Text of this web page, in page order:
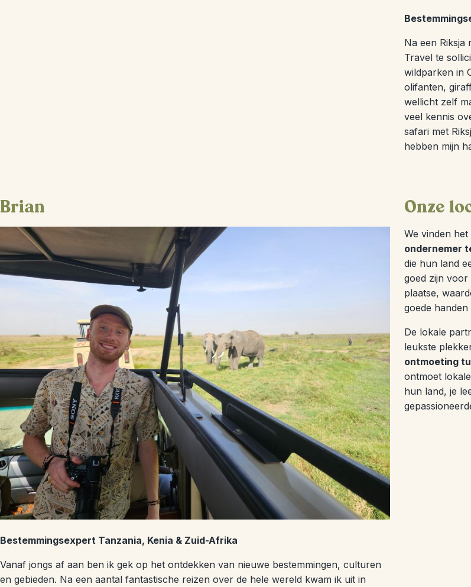
Na een Riksja
Travel te
wildparken in
olifanten,
wellicht zelf
veel kennis
safari met
hebben mijn
Brian
Bestemmingsexpert Tanzania, Kenia & Zuid-Afrika
Vanaf jongs af aan ben ik gek op het ontdekken van nieuwe bestemmingen, culturen
en gebieden. Na een aantal fantastische reizen over de hele wereld kwam ik uit in
Onze
We vinden
ondernemer
die hun land
goed zijn
plaatse,
goede handen
De lokale
leukste
ontmoeting
ontmoet
hun land, je